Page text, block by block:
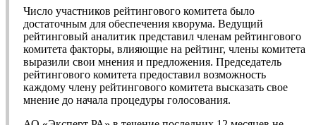
Число участников рейтингового комитета было
достаточным для обеспечения кворума. Ведущий
рейтинговый аналитик представил членам рейтингового
комитета факторы, влияющие на рейтинг, члены комитета
выразили свои мнения и предложения. Председатель
рейтингового комитета предоставил возможность
каждому члену рейтингового комитета высказать свое
мнение до начала процедуры голосования.